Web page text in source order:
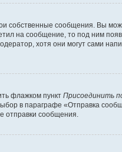
собственные сообщения. Вы
на сообщение, то под ним
хотя они могут сами
флажком пункт Присоединить
в параграфе «Отправка
отправки сообщения.